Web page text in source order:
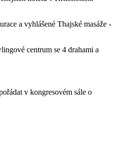
a vyhlášené Thajské masáže -
centrum se 4 drahami a
v kongresovém sále o